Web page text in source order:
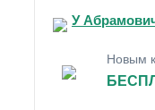
У
Новым